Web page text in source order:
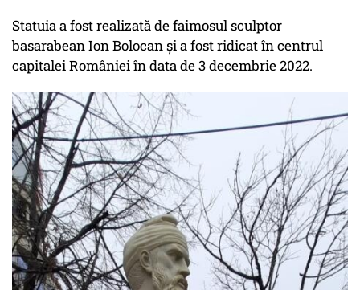
Statuia a fost realizată de faimosul sculptor
basarabean Ion Bolocan și a fost ridicat în centrul
capitalei României în data de 3 decembrie 2022.